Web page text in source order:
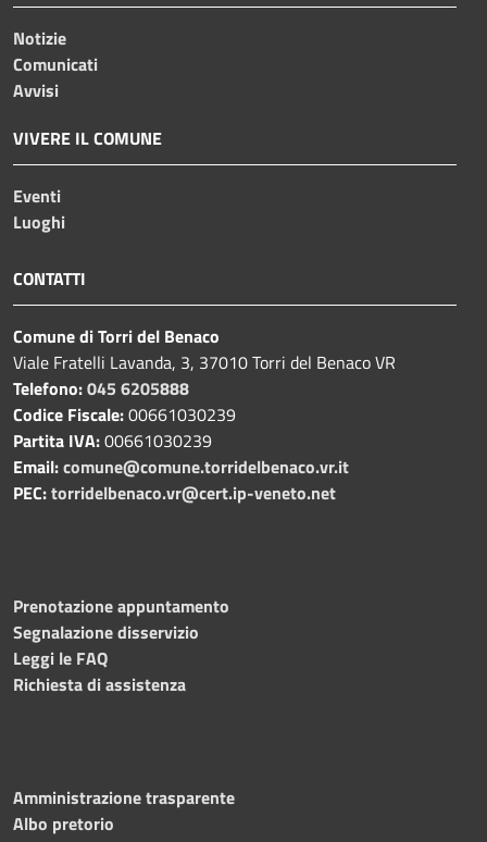
Notizie
Comunicati
Avvisi
VIVERE IL COMUNE
Eventi
Luoghi
CONTATTI
Comune di Torri del Benaco
Viale Fratelli Lavanda, 3, 37010 Torri del Benaco VR
Telefono:045 6205888
Codice Fiscale:00661030239
Partita IVA:00661030239
Email:comune@comune.torridelbenaco.vr.it
PEC:torridelbenaco.vr@cert.ip-veneto.net
Prenotazione appuntamento
Segnalazione disservizio
Leggi le FAQ
Richiesta di assistenza
Amministrazione trasparente
Albo pretorio